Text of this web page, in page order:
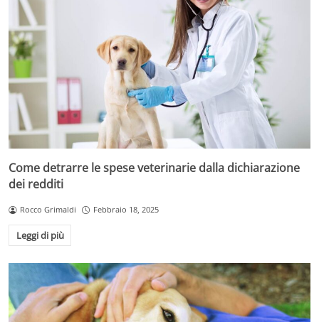
Come detrarre le spese veterinarie dalla dichiarazione
dei redditi
Rocco Grimaldi Febbraio 18, 2025
Leggi di più